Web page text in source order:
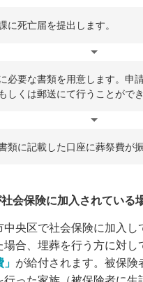
に死亡届を提出します。
必要な書類を用意します。申
しくは郵送にて行うことができ
類に記載した口座に葬祭費が
会保険に加入されている
中央区で社会保険に加入
合、埋葬を行う方に対し
が給付されます。被保険